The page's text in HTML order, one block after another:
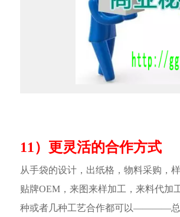
11）更灵活的合作方式
从手袋的设计，出纸格，物料采购，
贴牌OEM，来图来样加工，来料代加
种或者几种工艺合作都可以————总